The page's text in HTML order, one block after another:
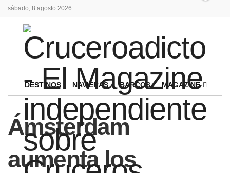
sábado, 8 agosto 2026
DESTINOS NAVIERAS BARCOS MAGAZINE
Ámsterdam
aumenta los